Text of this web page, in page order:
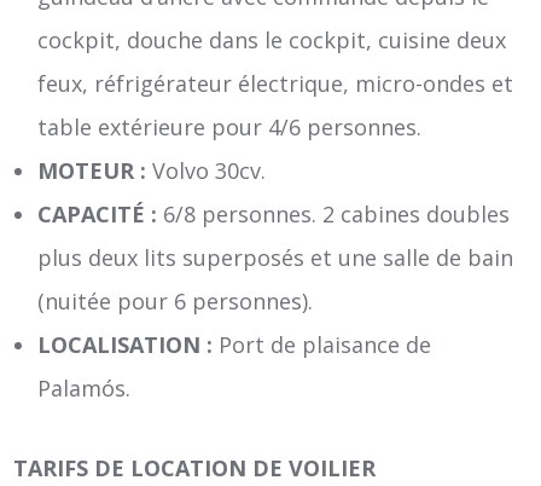
cockpit, douche dans le cockpit, cuisine deux
feux, réfrigérateur électrique, micro-ondes et
table extérieure pour 4/6 personnes.
MOTEUR : Volvo 30cv.
CAPACITÉ : 6/8 personnes. 2 cabines doubles
plus deux lits superposés et une salle de bain
(nuitée pour 6 personnes).
LOCALISATION : Port de plaisance de
Palamós.
TARIFS DE LOCATION DE VOILIER